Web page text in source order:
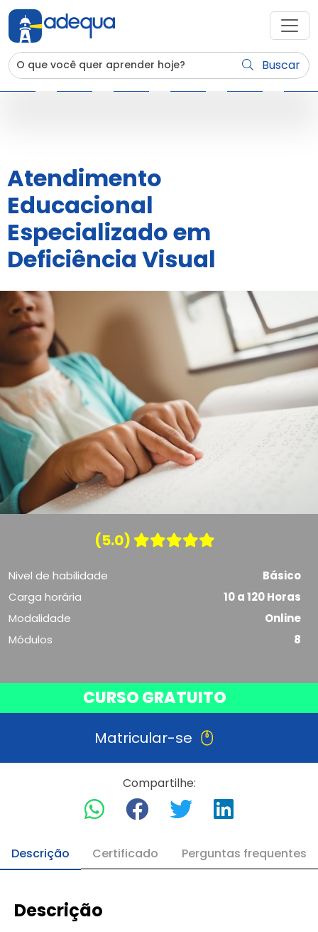
Buscar
Atendimento
Educacional
Especializado em
Deficiência Visual
(5.0)
Nivel de habilidade
Básico
Carga horária
10 a 120 Horas
Modalidade
Online
Módulos
8
CURSO GRATUITO
Matricular-se
Compartilhe:
Descrição Certificado Perguntas frequentes
Descrição